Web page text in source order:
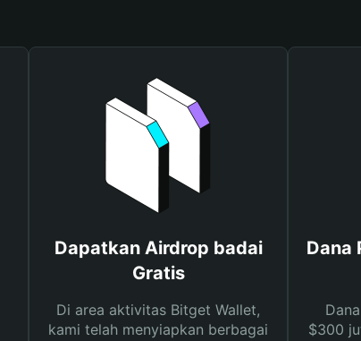
Dapatkan Airdrop badai
Gratis
Di area aktivitas Bitget Wallet,
kami telah menyiapkan berbagai
Dana
$300